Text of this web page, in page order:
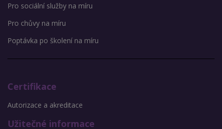
Pro sociální služby na míru
Pro chůvy na míru
Poptávka po školení na míru
Certifikace
Autorizace a akreditace
Užitečné informace